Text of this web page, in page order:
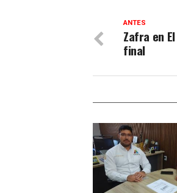
ANTES
Zafra en
final